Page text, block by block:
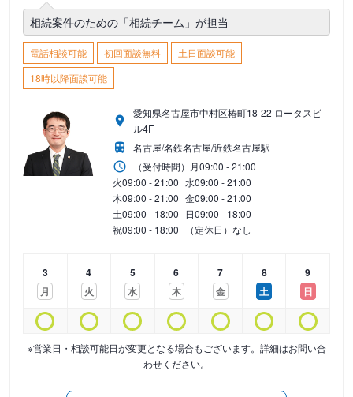
相続案件のための「相続チーム」が担当
電話相談可能 初回面談無料
土日面談可能
18時以降面談可能
愛知県名古屋市中村区椿町18-22 ロータスビ
ル4F
名古屋/名鉄名古屋/近鉄名古屋駅
（受付時間） 月09:00 - 21:00
火09:00 - 21:00 水09:00 - 21:00
木09:00 - 21:00 金09:00 - 21:00
土09:00 - 18:00 日09:00 - 18:00
祝09:00 - 18:00 （定休日）なし
3
月
4
火
5
水
6
木
7
金
8
土
9
日
※営業日・相談可能日が変更となる場合もございます。詳細はお問い合
わせください。